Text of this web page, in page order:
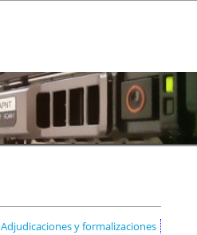
Adjudicaciones y formalizaciones